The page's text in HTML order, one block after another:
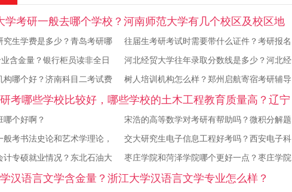
往届生考研考试时需要带什么证件？考研报名证件照要求？
南京大学mba专业含金量？银行柜员读非全日制硕士有用吗？
河北经贸大学往年录取分数线是多少？河北经贸大学审计专硕好
学考研一般去哪个学校？河南师范大学有几个校区及校区地
址，哪个校区最好？
究生学费是多少？青岛考研哪
？
往届生考研考试时需要带什么证件？考研报名
证件照要求？
含金量？银行柜员读非全日 河北经贸大学往年录取分数线是多少？河北经
贸大学审计专硕好考吗
构哪个好？济南科目二考试费 树人培训机构怎么样？郑州启航寄宿考研辅导
班多少费用？
考哪些学校比较好，哪些学校的土木工程教育质量高？辽宁
省土木工程考研学校排名？
哪个好啊？ 宋浩的高等数学对考研有帮助吗？微积分解题
的标准步骤？
考书法史论和艺术学理论，
法史论和艺术学理论包括哪些
交大研究生电子信息工程好考吗？西安电子科
技大学一年招多少研究生？
计专硕就业情况？东北石油大
？
枣庄学院和菏泽学院哪个更好一点？枣庄学院
能在本校考研吗？
汉语言文学含金量？浙江大学汉语言文学专业怎么样？